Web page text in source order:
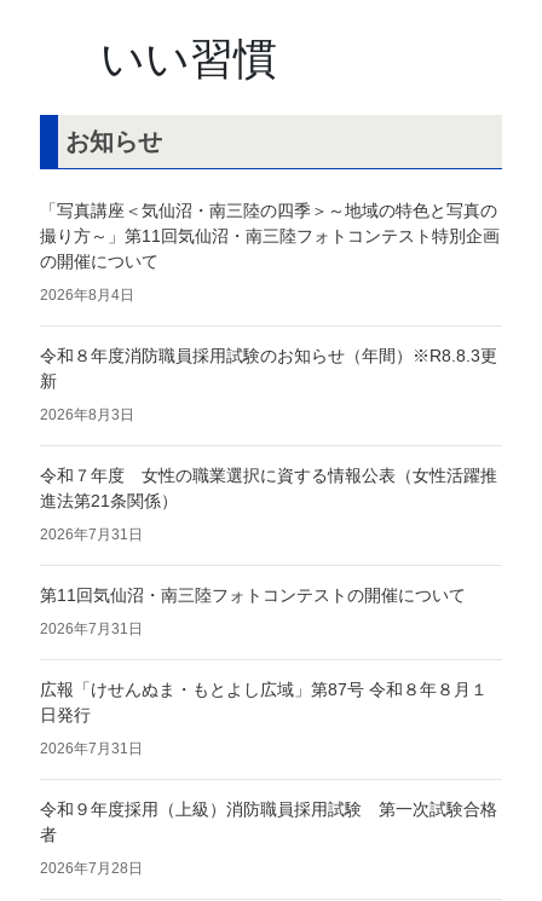
いい習慣
お知らせ
「写真講座＜気仙沼・南三陸の四季＞～地域の特色と写真の
撮り方～」第11回気仙沼・南三陸フォトコンテスト特別企画
の開催について
2026年8月4日
令和８年度消防職員採用試験のお知らせ（年間）※R8.8.3更
新
2026年8月3日
令和７年度 女性の職業選択に資する情報公表（女性活躍推
進法第21条関係）
2026年7月31日
第11回気仙沼・南三陸フォトコンテストの開催について
2026年7月31日
広報「けせんぬま・もとよし広域」第87号 令和８年８月１
日発行
2026年7月31日
令和９年度採用（上級）消防職員採用試験 第一次試験合格
者
2026年7月28日